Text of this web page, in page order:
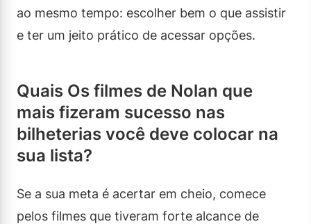
ao mesmo tempo: escolher bem o que assistir
e ter um jeito prático de acessar opções.
Quais Os filmes de Nolan que
mais fizeram sucesso nas
bilheterias você deve colocar na
sua lista?
Se a sua meta é acertar em cheio, comece
pelos filmes que tiveram forte alcance de